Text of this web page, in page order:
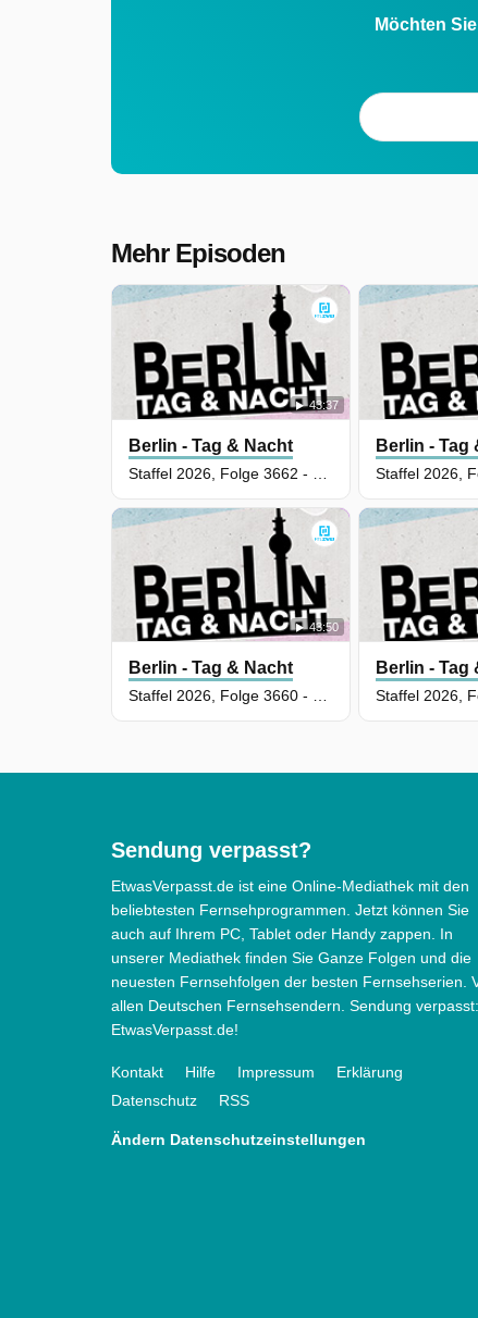
Möchten
Mehr Episoden
43:37
Berlin - Tag & Nacht Berlin - Tag
43:50
Berlin - Tag & Nacht Berlin - Tag
Sendung verpasst?
EtwasVerpasst.de ist eine Online-Mediathek mit den
beliebtesten Fernsehprogrammen. Jetzt können Sie
auch auf Ihrem PC, Tablet oder Handy zappen. In
unserer Mediathek finden Sie Ganze Folgen und die
neuesten Fernsehfolgen der besten Fernsehserien.
allen Deutschen Fernsehsendern. Sendung verpasst:
EtwasVerpasst.de!
Kontakt Hilfe Impressum
Erklärung
Datenschutz
RSS
Ändern Datenschutzeinstellungen